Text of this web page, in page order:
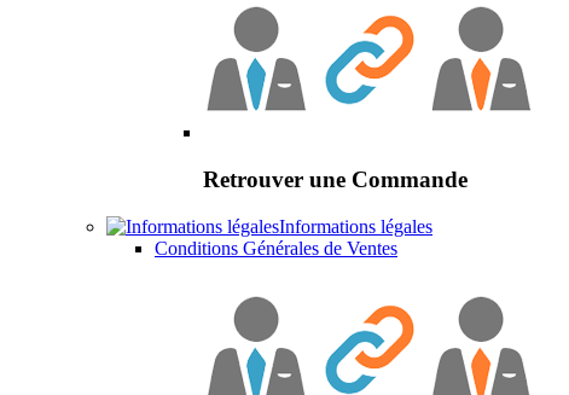
Retrouver une Commande
Informations légales
Conditions Générales de Ventes